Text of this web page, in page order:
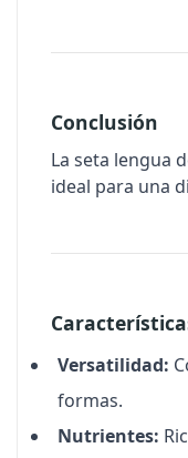
Conclusión
La seta lengua
ideal para una
Versatilidad:
formas.
Nutrientes: